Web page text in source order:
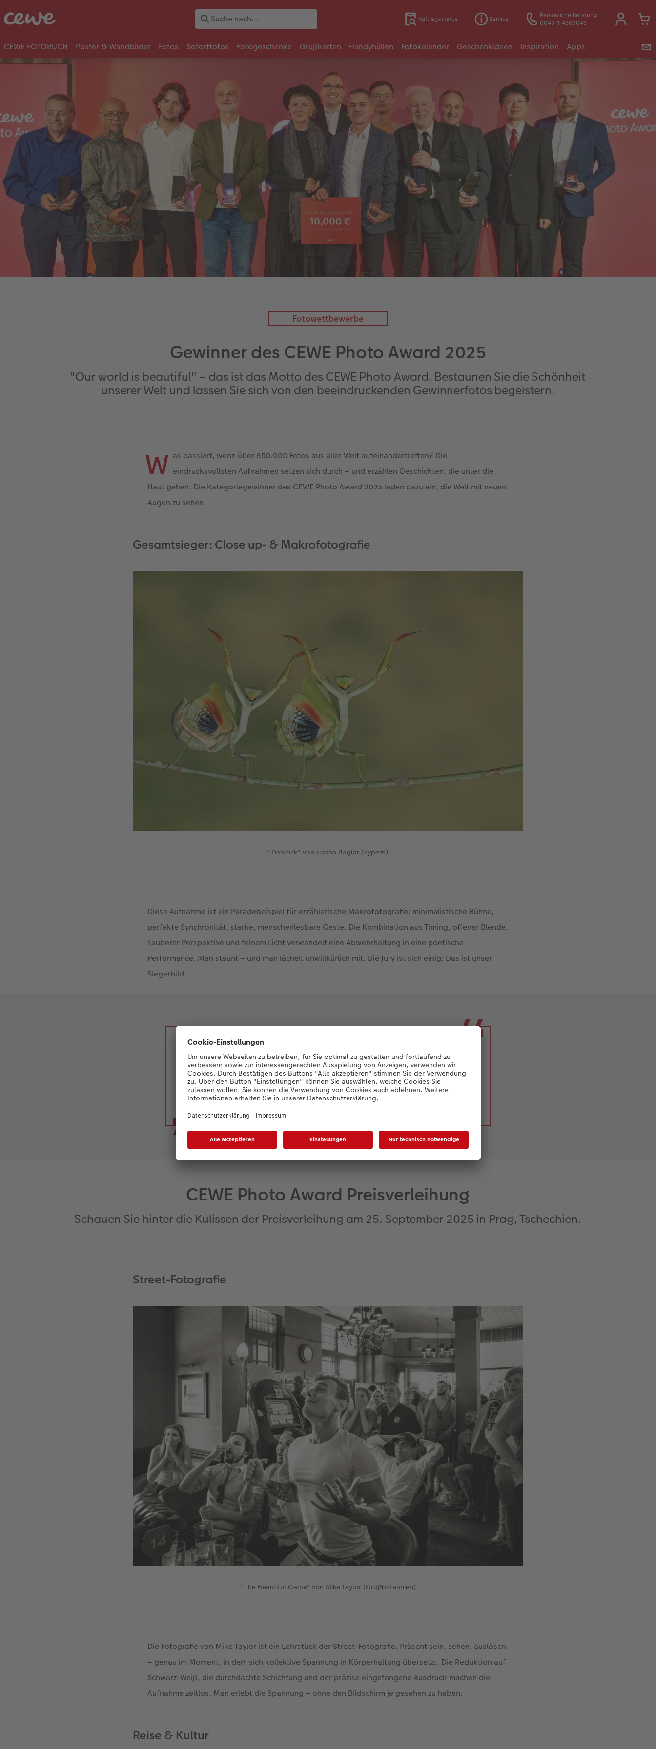
Auftragsstatus Service
Persönliche Beratung
0043-1-4360043
CEWE FOTOBUCH Poster & Wandbilder Fotos Sofortfotos Fotogeschenke Grußkarten Handyhüllen Fotokalender Geschenkideen Inspiration Apps
Fotowettbewerbe
Gewinner des CEWE Photo Award 2025
"Our world is beautiful" – das ist das Motto des CEWE Photo Award. Bestaunen Sie die Schönheit
unserer Welt und lassen Sie sich von den beeindruckenden Gewinnerfotos begeistern.
W as passiert, wenn über 650.000 Fotos aus aller Welt aufeinandertreffen? Die
eindrucksvollsten Aufnahmen setzen sich durch – und erzählen Geschichten, die unter die
Haut gehen. Die Kategoriegewinner des CEWE Photo Award 2025 laden dazu ein, die Welt mit neuen
Augen zu sehen.
Gesamtsieger: Close up- & Makrofotografie
"Danlock" von Hasan Baglar (Zypern)
Diese Aufnahme ist ein Paradebeispiel für erzählerische Makrofotografie: minimalistische Bühne,
perfekte Synchronität, starke, menschenlesbare Geste. Die Kombination aus Timing, offener Blende,
sauberer Perspektive und feinem Licht verwandelt eine Abwehrhaltung in eine poetische
Performance. Man staunt – und man lächelt unwillkürlich mit. Die Jury ist sich einig: Das ist unser
Siegerbild.
I think this is a small miracle of nature – to me, they
look like smiling dancers. I hope it inspires others to
enjoy the beauty of wildlife photography.
Hasan Baglar
CEWE Photo Award Preisverleihung
Schauen Sie hinter die Kulissen der Preisverleihung am 25. September 2025 in Prag, Tschechien.
Street-Fotografie
"The Beautiful Game" von Mike Taylor (Großbritannien)
Die Fotografie von Mike Taylor ist ein Lehrstück der Street-Fotografie. Präsent sein, sehen, auslösen
– genau im Moment, in dem sich kollektive Spannung in Körperhaltung übersetzt. Die Reduktion auf
Schwarz-Weiß, die durchdachte Schichtung und der präzise eingefangene Ausdruck machen die
Aufnahme zeitlos. Man erlebt die Spannung – ohne den Bildschirm je gesehen zu haben.
Reise & Kultur